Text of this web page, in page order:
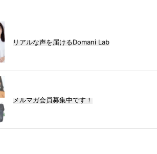
リアルな声を届けるDomani Lab
メルマガ会員募集中です！